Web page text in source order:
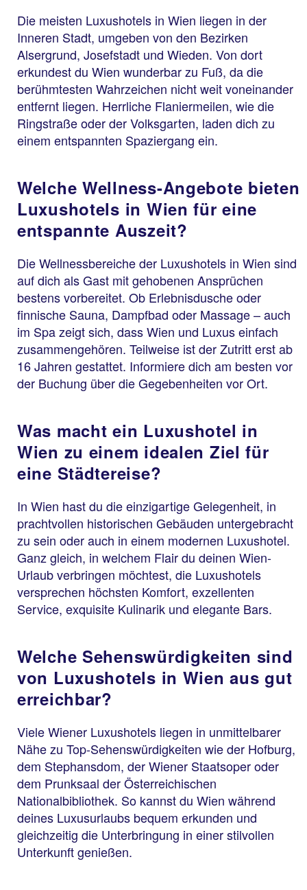
Die meisten Luxushotels in Wien liegen in der
Inneren Stadt, umgeben von den Bezirken
Alsergrund, Josefstadt und Wieden. Von dort
erkundest du Wien wunderbar zu Fuß, da die
berühmtesten Wahrzeichen nicht weit voneinander
entfernt liegen. Herrliche Flaniermeilen, wie die
Ringstraße oder der Volksgarten, laden dich zu
einem entspannten Spaziergang ein.
Welche Wellness-Angebote bieten
Luxushotels in Wien für eine
entspannte Auszeit?
Die Wellnessbereiche der Luxushotels in Wien sind
auf dich als Gast mit gehobenen Ansprüchen
bestens vorbereitet. Ob Erlebnisdusche oder
finnische Sauna, Dampfbad oder Massage – auch
im Spa zeigt sich, dass Wien und Luxus einfach
zusammengehören. Teilweise ist der Zutritt erst ab
16 Jahren gestattet. Informiere dich am besten vor
der Buchung über die Gegebenheiten vor Ort.
Was macht ein Luxushotel in
Wien zu einem idealen Ziel für
eine Städtereise?
In Wien hast du die einzigartige Gelegenheit, in
prachtvollen historischen Gebäuden untergebracht
zu sein oder auch in einem modernen Luxushotel.
Ganz gleich, in welchem Flair du deinen Wien-
Urlaub verbringen möchtest, die Luxushotels
versprechen höchsten Komfort, exzellenten
Service, exquisite Kulinarik und elegante Bars.
Welche Sehenswürdigkeiten sind
von Luxushotels in Wien aus gut
erreichbar?
Viele Wiener Luxushotels liegen in unmittelbarer
Nähe zu Top-Sehenswürdigkeiten wie der Hofburg,
dem Stephansdom, der Wiener Staatsoper oder
dem Prunksaal der Österreichischen
Nationalbibliothek. So kannst du Wien während
deines Luxusurlaubs bequem erkunden und
gleichzeitig die Unterbringung in einer stilvollen
Unterkunft genießen.